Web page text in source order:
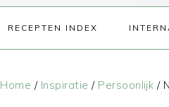
RECEPTEN INDEX
Home / Inspiratie / Persoonlijk /